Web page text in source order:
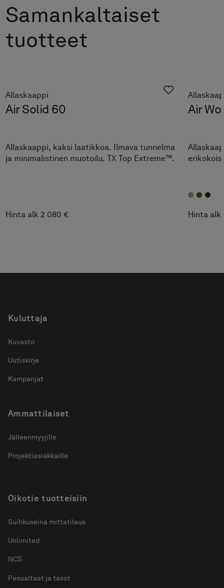
Samankaltaiset
tuotteet
Allaskaappi
Air Solid 60
Allaskaappi, kaksi laatikkoa. Ilmava tunnelma
ja minimalistinen muotoilu. TX Top Extreme™.
Hinta alk 2 080 €
Air
Hinta alk
Kuluttaja
Kuvasto
Uutiskirje
Kampanjat
Ammattilaiset
Jälleenmyyjille
Projektiasiakkaille
Oikotie tuotteisiin
Suihkuseinä mittatilaus
Unlimited
NCS
Pesualtaat ja tasot